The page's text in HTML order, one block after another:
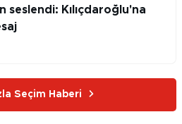
seslendi: Kılıçdaroğlu'na
Seçim Haberi